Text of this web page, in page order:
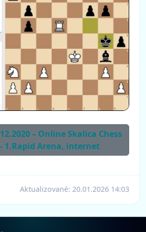
– Online Skalica Chess
1.Rapid Arena, internet
Aktualizované: 20.01.2026 14:03